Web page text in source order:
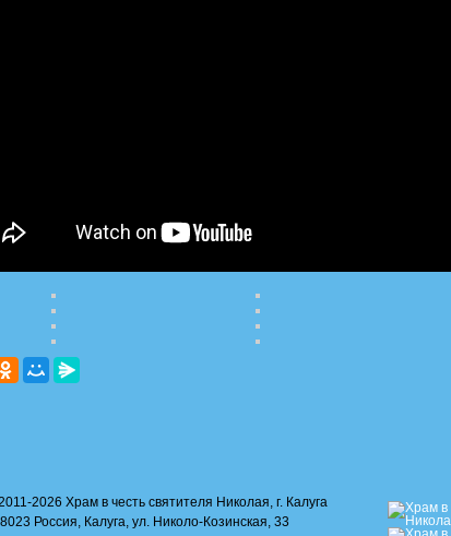
2026 Храм в честь святителя Николая, г. Калуга
Россия, Калуга, ул. Николо-Козинская, 33